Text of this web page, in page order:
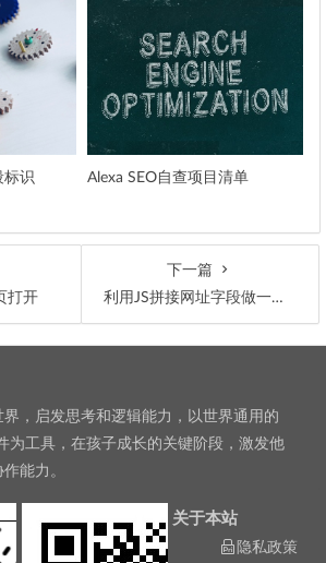
标识 Alexa SEO自查项目清单
打开
下一篇
利用JS拼接网址字段做一个竞品搜索页面
，启发思考和逻辑能力，以世界通用的
为工具，在孩子成长的关键阶段，激发他
能力。
关于本站
隐私政策